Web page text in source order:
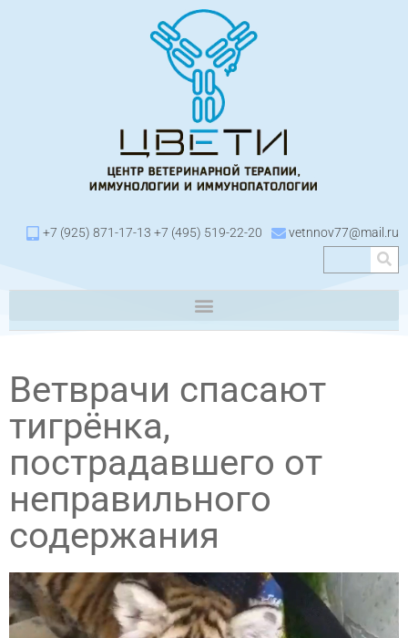
+7 (925) 871-17-13 +7 (495) 519-22-20 vetnnov77@mail.ru
Ветврачи спасают
тигрёнка,
пострадавшего от
неправильного
содержания